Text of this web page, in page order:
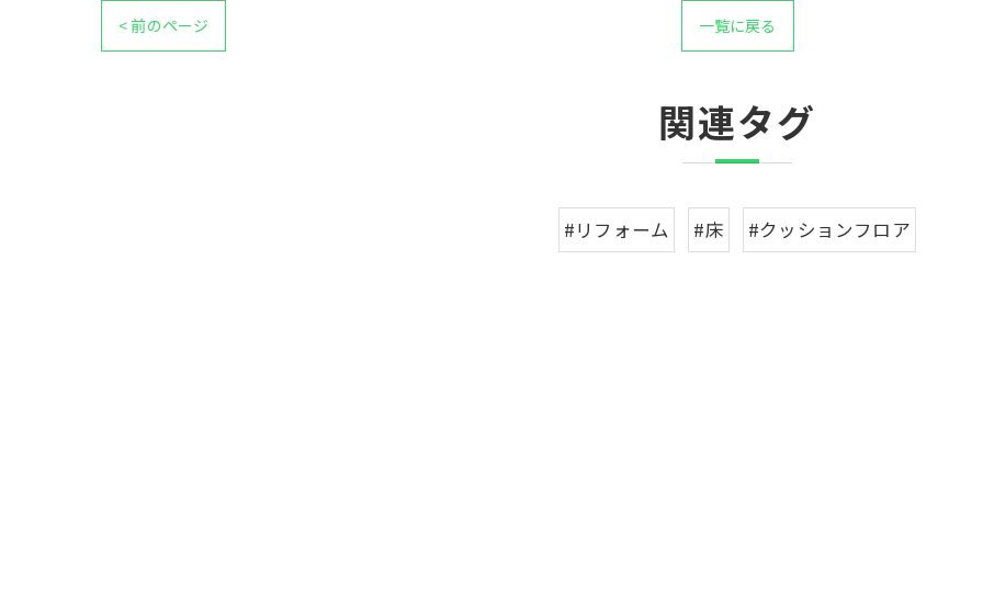
< 前のページ 一覧に戻る
関連タグ
#リフォーム #床 #クッションフロア